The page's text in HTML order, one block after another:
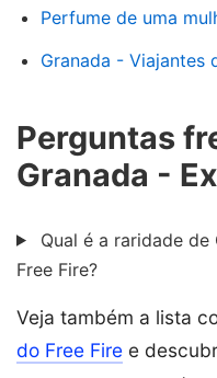
Perfume de uma
Granada - Viajantes
Perguntas
Granada -
Qual é a raridade
Free Fire?
Veja também a lista
do Free Fire e